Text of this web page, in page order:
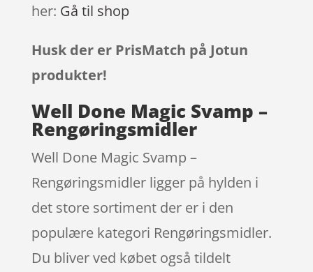
her: Gå til shop
Husk der er PrisMatch på Jotun
produkter!
Well Done Magic Svamp –
Rengøringsmidler
Well Done Magic Svamp –
Rengøringsmidler ligger på hylden i
det store sortiment der er i den
populære kategori Rengøringsmidler.
Du bliver ved købet også tildelt